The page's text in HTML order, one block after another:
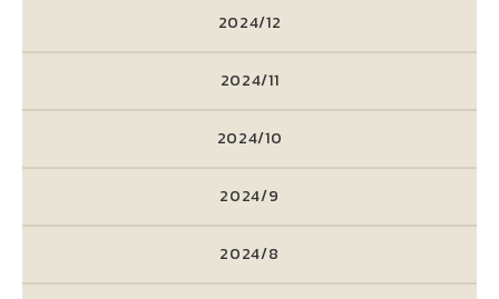
2024/12
2024/11
2024/10
2024/9
2024/8